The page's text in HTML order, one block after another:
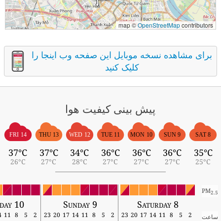
map ©OpenStreetMapcontributors
برای مشاهده نسخه موبایل این صفحه وب اینجا را
کلیک کنید
پیش بینی کیفیت هوا
SAT 8
35°C
25°C
SUN 9
36°C
27°C
MON 10
36°C
27°C
TUE 11
36°C
27°C
WED 12
34°C
28°C
THU 13
37°C
27°C
FRI 14
37°C
26°C
PM2.5
Saturday 8
Sunday 9
10
ساعت 2
5
8
11
14
17
20
23
2
5
8
11
14
17
20
23
2
5
8
11